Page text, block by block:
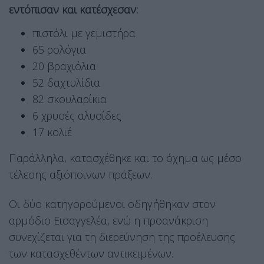
εντόπισαν και κατέσχεσαν:
πιστόλι με γεμιστήρα
65 ρολόγια
20 βραχιόλια
52 δαχτυλίδια
82 σκουλαρίκια
6 χρυσές αλυσίδες
17 κολιέ
Παράλληλα, κατασχέθηκε και το όχημα ως μέσο
τέλεσης αξιόποινων πράξεων.
Οι δύο κατηγορούμενοι οδηγήθηκαν στον
αρμόδιο Εισαγγελέα, ενώ η προανάκριση
συνεχίζεται για τη διερεύνηση της προέλευσης
των κατασχεθέντων αντικειμένων.